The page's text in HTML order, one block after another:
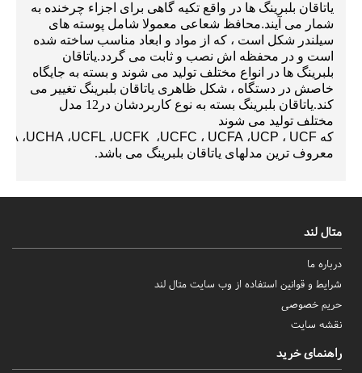
یاتاقان بلبرینگ ها در واقع تکیه گاهی برای اجزاء چرخنده به
شمار می آیند.محافظ شعاعی معمولا شامل پوسته های
سیلندر شکل است ، که از مواد و ابعاد مناسب ساخته شده
است و در محفظه اش نصب و ثابت می گردد.یاتاقان
بلبرینگ ها در انواع مختلف تولید می شوند و بسته به جایگاه
خاصش در دستگاه ، شکل ظاهری یاتاقان بلبرینگ تغییر می
کند.یاتاقان بلبرینگ بسته به نوع کاربردشان
در12 مدل
مختلف تولید می شوند
که UCF ، UCP، UCFA ، UCFC، UCFK، UCFL، UCHA،
معروف ترین مدلهای یاتاقان بلبرینگ می باشد.
متال لند
درباره ما
شرایط و قوانین استفاده از وب سایت متال لند
حریم خصوصی
نقشه سایت
راهنمای خرید